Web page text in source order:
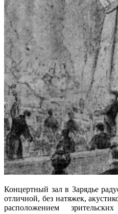
Концертный зал в Зарядье
отличной, без натяжек,
расположением